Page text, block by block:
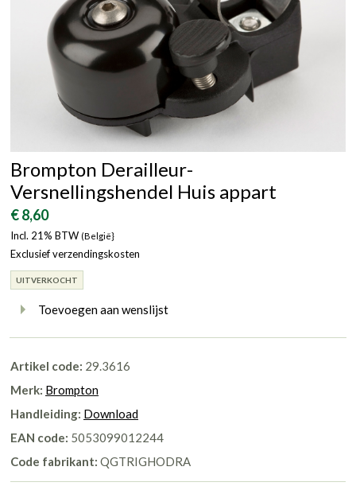
Brompton Derailleur-
Versnellingshendel Huis appart
€ 8,60
Incl. 21% BTW (België}
Exclusief verzendingskosten
UITVERKOCHT
Toevoegen aan wenslijst
Artikel code: 29.3616
Merk: Brompton
Handleiding: Download
EAN code: 5053099012244
Code fabrikant: QGTRIGHODRA